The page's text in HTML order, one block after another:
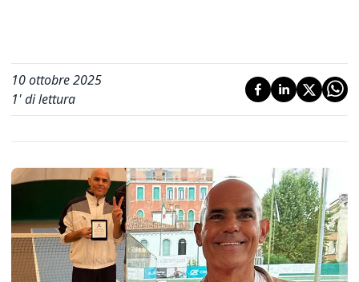
10 ottobre 2025
1' di lettura